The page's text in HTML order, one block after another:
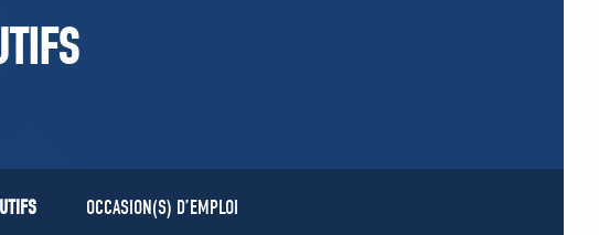
OCCASION(S) D’EMPLOI